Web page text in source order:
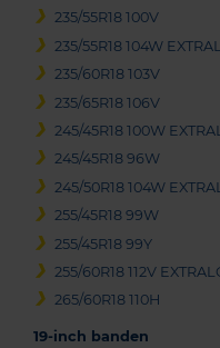
235/55R18 100V
235/55R18 104W
235/60R18 103V
235/65R18 106V
245/45R18 100W
245/45R18 96W
245/50R18 104W
255/45R18 99W
255/45R18 99Y
255/60R18 112V
265/60R18 110H
19-inch banden